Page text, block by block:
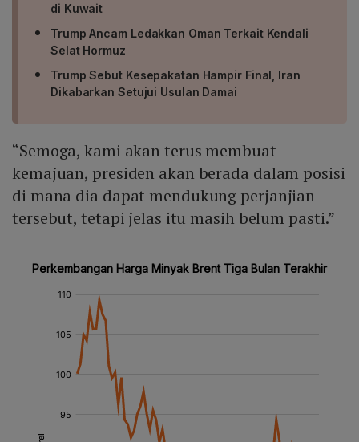
di Kuwait
Trump Ancam Ledakkan Oman Terkait Kendali
Selat Hormuz
Trump Sebut Kesepakatan Hampir Final, Iran
Dikabarkan Setujui Usulan Damai
“Semoga, kami akan terus membuat
kemajuan, presiden akan berada dalam posisi
di mana dia dapat mendukung perjanjian
tersebut, tetapi jelas itu masih belum pasti.”